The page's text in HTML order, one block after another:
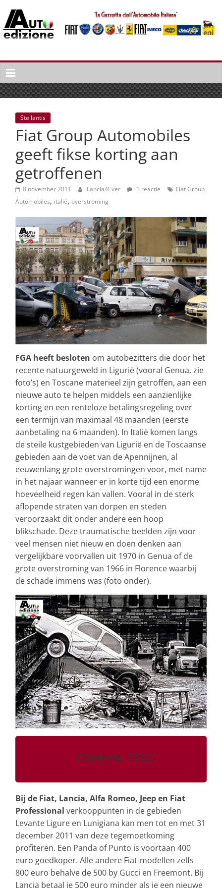
naar
inhoud
Auto
Edizione
La
Gazetta
dell'Automobile
Italiana
autonieuws
lifestyle
Stellantis
Fiat Group Automobiles
geeft fikse korting aan
getroffenen
8 november 2011 Lancia4Ever 1 reactie
Fiat Group
Automobiles, italië, overstroming
FGA heeft besloten om autobezitters die door het
recente natuurgeweld in Ligurië (vooral Genua, zie
foto’s) en Toscane materieel zijn getroffen, aan een
nieuwe auto te helpen middels een aanzienlijke
korting en een renteloze betalingsregeling over
een termijn van maximaal 48 maanden (eerste
aanbetaling na 6 maanden). In Italië komen langs
de steile kustgebieden van Ligurië en de Toscaanse
gebieden aan de voet van de Apennijnen, al
eeuwenlang grote overstromingen voor, met name
in het najaar wanneer er in korte tijd een enorme
hoeveelheid regen kan vallen. Vooral in de sterk
aflopende straten van dorpen en steden
veroorzaakt dit onder andere een hoop
blikschade. Deze traumatische beelden zijn voor
veel mensen niet nieuw en doen denken aan
vergelijkbare voorvallen uit 1970 in Genua of de
grote overstroming van 1966 in Florence waarbij
de schade immens was (foto onder).
Florence, 1966
Bij de Fiat, Lancia, Alfa Romeo, Jeep en Fiat
Professional verkooppunten in de gebieden
Levante Ligure en Lunigiana kan men tot en met 31
december 2011 van deze tegemoetkoming
profiteren. Een Panda of Punto is voortaan 400
euro goedkoper. Alle andere Fiat-modellen zelfs
800 euro behalve de 500 by Gucci en Freemont. Bij
Lancia betaal je 500 euro minder als je een nieuwe